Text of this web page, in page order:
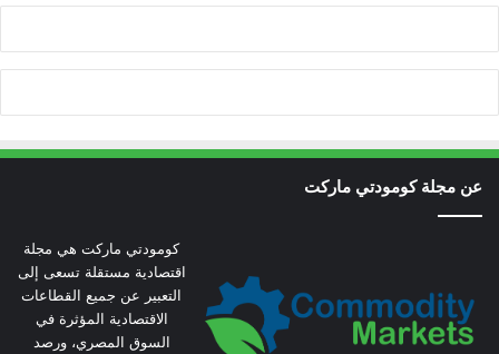
عن مجلة كومودتي ماركت
كومودتي ماركت هي مجلة
اقتصادية مستقلة تسعى إلى
التعبير عن جميع القطاعات
الاقتصادية المؤثرة في
السوق المصري، ورصد